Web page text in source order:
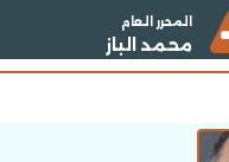
المحرر العام
محمد الباز